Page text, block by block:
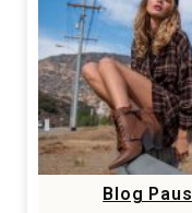
Blog